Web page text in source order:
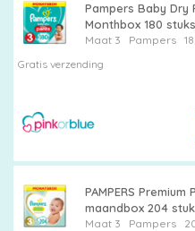
Pampers Baby Dry
Monthbox 180 stuks
Maat 3 Pampers
Gratis verzending
PAMPERS
maandbox 204
Maat 3 Pampers